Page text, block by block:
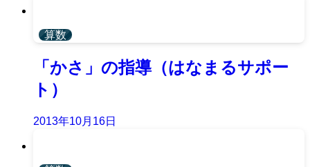
算数
「かさ」の指導（はなまるサポー
ト）
2013年10月16日